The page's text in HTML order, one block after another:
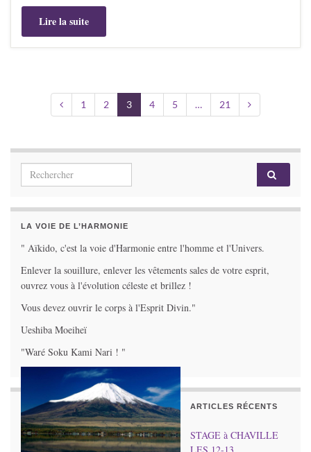
Lire la suite
1 2 3 4 5 … 21
Search for:
LA VOIE DE L’HARMONIE
" Aïkido, c'est la voie d'Harmonie entre l'homme et l'Univers.
Enlever la souillure, enlever les vêtements sales de votre esprit,
ouvrez vous à l'évolution céleste et brillez !
Vous devez ouvrir le corps à l'Esprit Divin."
Ueshiba Moeiheï
"Waré Soku Kami Nari ! "
ARTICLES RÉCENTS
STAGE à CHAVILLE